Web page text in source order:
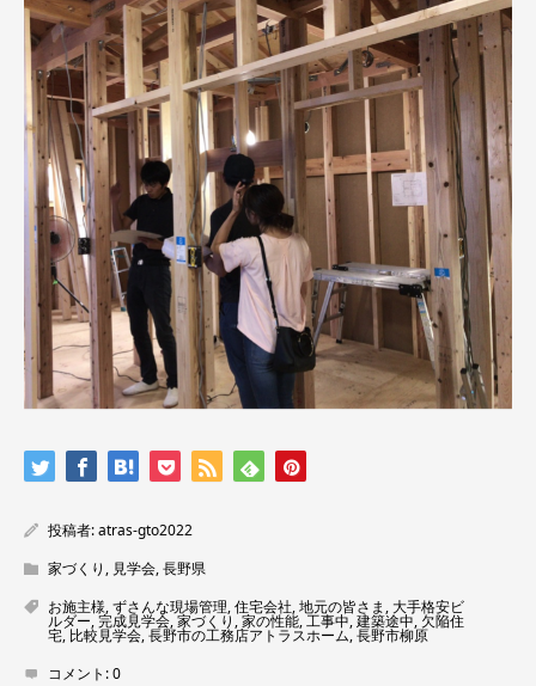
投稿者:atras-gto2022
家づくり , 見学会,長野県
お施主様,ずさんな現場管理,住宅会社,地元の皆さま ,大手格安ビ
ルダー,完成見学会,家づくり ,家の性能,工事中,建築途中, 欠陥住
宅,比較見学会,長野市の工務店アトラスホーム,長野市柳原
コメント:0